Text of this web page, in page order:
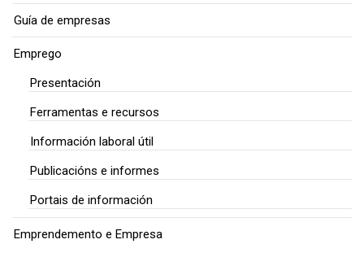
Guía de empresas
Emprego
Presentación
Ferramentas e recursos
Información laboral útil
Publicacións e informes
Portais de información
Emprendemento e Empresa